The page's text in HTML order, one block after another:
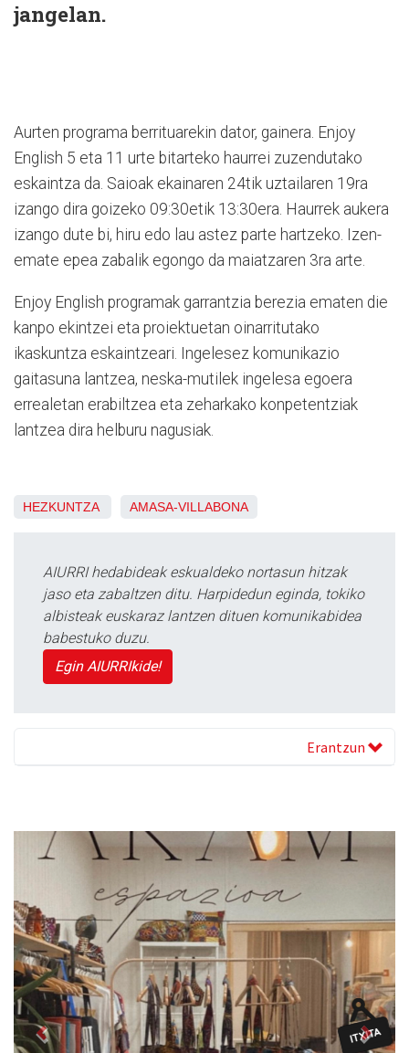
jangelan.
Aurten programa berrituarekin dator, gainera. Enjoy
English 5 eta 11 urte bitarteko haurrei zuzendutako
eskaintza da. Saioak ekainaren 24tik uztailaren 19ra
izango dira goizeko 09:30etik 13:30era. Haurrek aukera
izango dute bi, hiru edo lau astez parte hartzeko. Izen-
emate epea zabalik egongo da maiatzaren 3ra arte.
Enjoy English programak garrantzia berezia ematen die
kanpo ekintzei eta proiektuetan oinarritutako
ikaskuntza eskaintzeari. Ingelesez komunikazio
gaitasuna lantzea, neska-mutilek ingelesa egoera
errealetan erabiltzea eta zeharkako konpetentziak
lantzea dira helburu nagusiak.
HEZKUNTZA AMASA-VILLABONA
AIURRI hedabideak eskualdeko nortasun hitzak
jaso eta zabaltzen ditu. Harpidedun eginda, tokiko
albisteak euskaraz lantzen dituen komunikabidea
babestuko duzu.
Egin AIURRIkide!
Erantzun
Previous Next